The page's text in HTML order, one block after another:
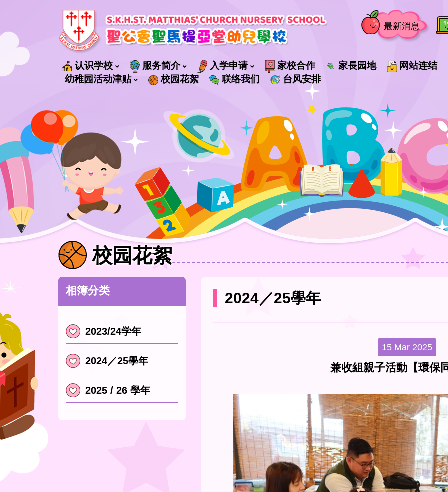
最新消息
认识学校 服务简介 入学申请 家校合作 家長园地
网站连结
幼稚园活动津贴
校园花絮 联络我们 台风安排
校园花絮
相簿分类
2023/24学年
2024／25學年
2025 / 26 學年
2024／25學年
15 Mar 2025
兼收組親子活動【環保